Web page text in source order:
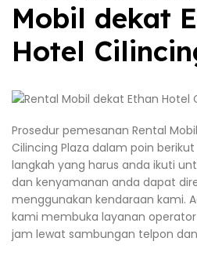
Mobil dekat
Hotel
Prosedur pemesanan Rental
Cilincing Plaza dalam poin
langkah yang harus anda ikuti
dan kenyamanan anda dapat
menggunakan kendaraan kami.
kami membuka layanan
jam lewat sambungan telpon dan